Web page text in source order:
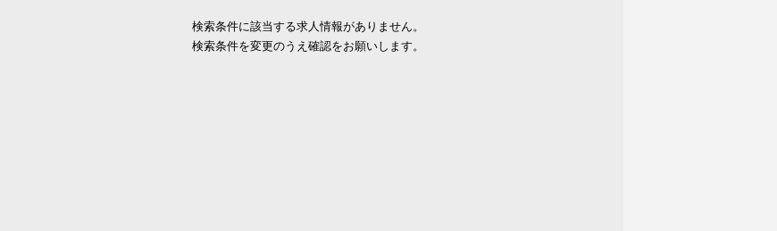
検索条件に該当する求人情報がありません。
検索条件を変更のうえ確認をお願いします。